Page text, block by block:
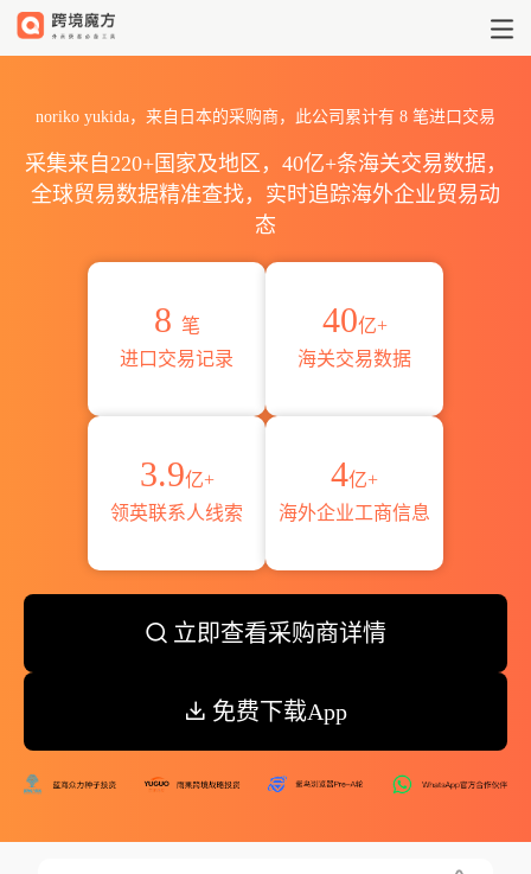
noriko yukida，来自日本的采购商，此公司累计有 8 笔进口交易
采集来自220+国家及地区，40亿+条海关交易数据，
全球贸易数据精准查找，实时追踪海外企业贸易动
态
8 笔
进口交易记录
40亿+
海关交易数据
3.9亿+
领英联系人线索
4亿+
海外企业工商信息
立即查看采购商详情
免费下载App